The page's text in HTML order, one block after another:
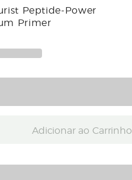
Peptide-Power
Primer
Adicionar ao Carrinho